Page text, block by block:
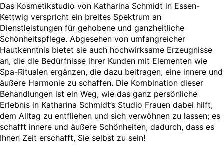
Das Kosmetikstudio von Katharina Schmidt in Essen-
Kettwig verspricht ein breites Spektrum an
Dienstleistungen für gehobene und ganzheitliche
Schönheitspflege. Abgesehen von umfangreicher
Hautkenntnis bietet sie auch hochwirksame Erzeugnisse
an, die die Bedürfnisse ihrer Kunden mit Elementen wie
Spa-Ritualen ergänzen, die dazu beitragen, eine innere und
äußere Harmonie zu schaffen. Die Kombination dieser
Behandlungen ist ein Weg, wie das ganz persönliche
Erlebnis in Katharina Schmidt’s Studio Frauen dabei hilft,
dem Alltag zu entfliehen und sich verwöhnen zu lassen; es
schafft innere und äußere Schönheiten, dadurch, dass es
Ihnen Zeit erschafft, Sie selbst zu sein!